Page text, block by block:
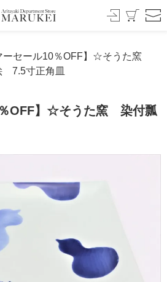
ーセール10％OFF】☆そうた窯
7.5寸正角皿
％OFF】☆そうた窯 染付瓢